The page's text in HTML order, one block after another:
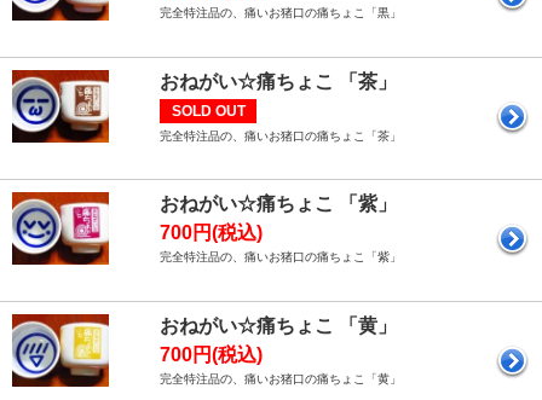
完全特注品の、痛いお猪口の痛ちょこ「黒」
おねがい☆痛ちょこ 「茶」
SOLD OUT
完全特注品の、痛いお猪口の痛ちょこ「茶」
おねがい☆痛ちょこ 「紫」
700円(税込)
完全特注品の、痛いお猪口の痛ちょこ「紫」
おねがい☆痛ちょこ 「黄」
700円(税込)
完全特注品の、痛いお猪口の痛ちょこ「黄」